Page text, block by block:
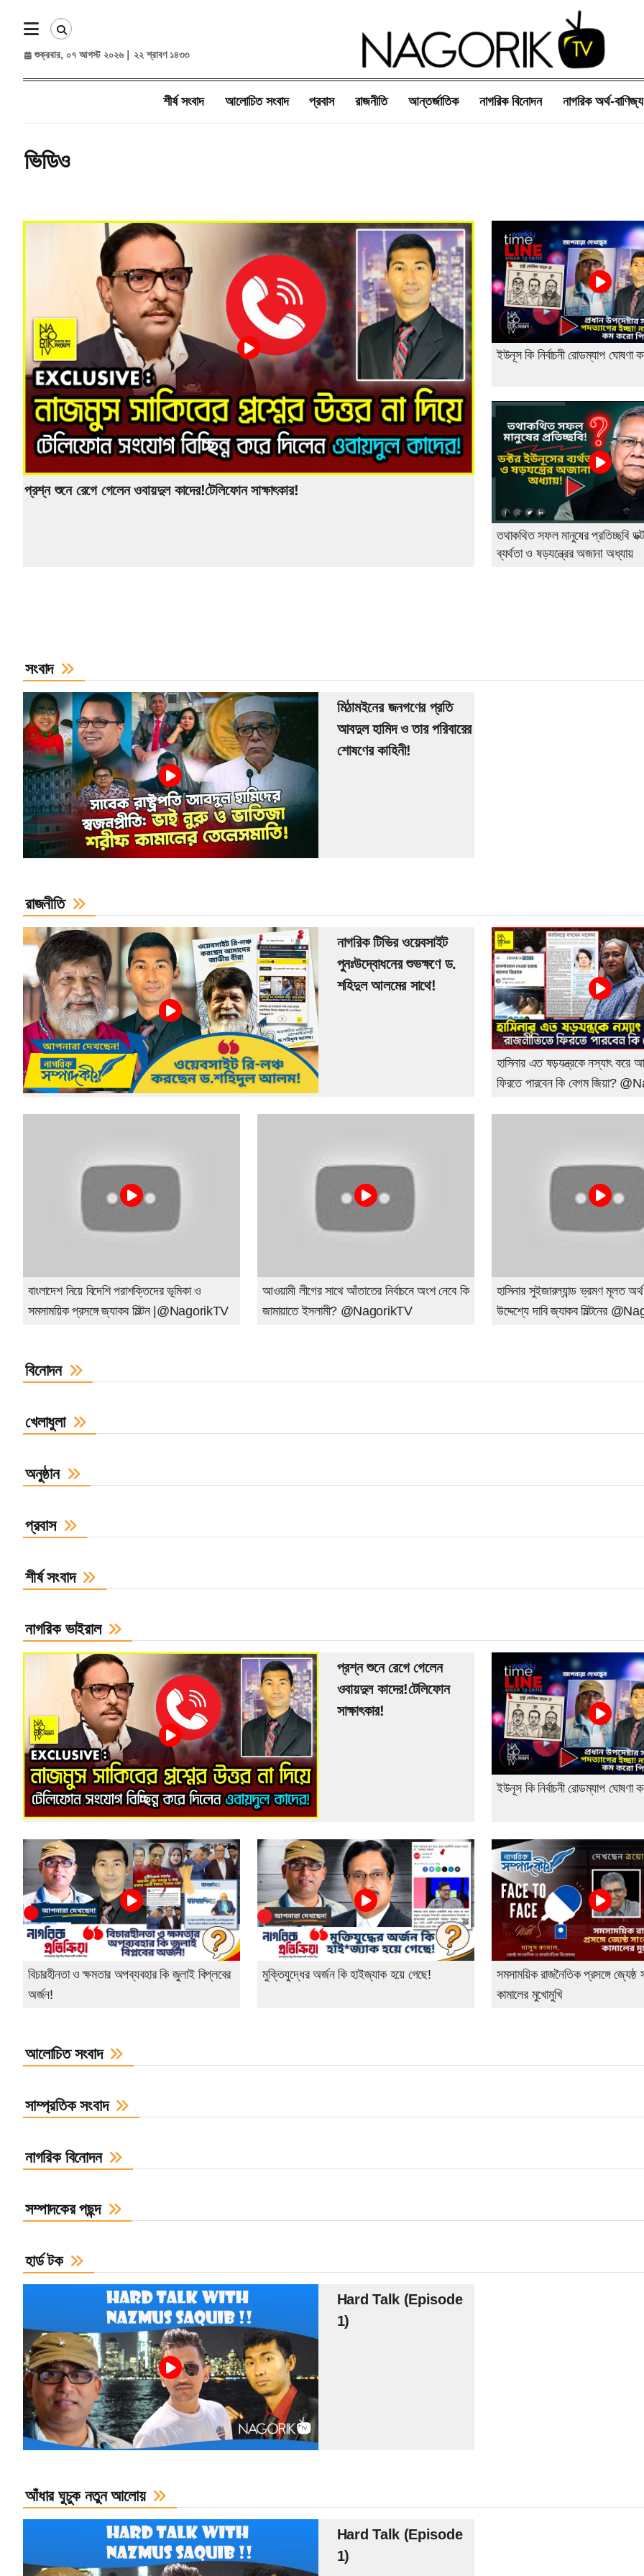
শুক্রবার, ০৭ আগস্ট ২০২৬ ২২ শ্রাবণ ১৪৩৩
শীর্ষ সংবাদ আলোচিত সংবাদ​ প্রবাস রাজনীতি আন্তর্জাতিক নাগরিক বিনোদন নাগরিক অর্থ-বাণিজ্য
ভিডিও
প্রশ্ন শুনে রেগে গেলেন ওবায়দুল কাদের!টেলিফোন সাক্ষাৎকার!
ইউনূস কি নির্বাচনী রোডম্যাপ ঘোষণা
তথাকথিত সফল মানুষের প্রতিচ্ছবি
ব্যর্থতা ও ষড়যন্ত্রের অজানা অধ্যায়
সংবাদ
মিঠামইনের জনগণের প্রতি
আবদুল হামিদ ও তার পরিবারের
শোষণের কাহিনী!
রাজনীতি
নাগরিক টিভির ওয়েবসাইট
পুনঃউদ্বোধনের শুভক্ষণে ড.
শহিদুল আলমের সাথে!
হাসিনার এত ষড়যন্ত্রকে নস্যাৎ করে
ফিরতে পারবেন কি বেগম জিয়া?
বাংলাদেশ নিয়ে বিদেশি পরাশক্তিদের ভূমিকা ও
সমসাময়িক প্রসঙ্গে জ্যাকব মিল্টন |@NagorikTV
আওয়ামী লীগের সাথে আঁতাতের নির্বাচনে অংশ নেবে কি
জামায়াতে ইসলামী? @NagorikTV
হাসিনার সুইজারল্যান্ড ভ্রমণ মূলত অর্থ
উদ্দেশ্যে দাবি জ্যাকব মিল্টনের
বিনোদন
খেলাধুলা
অনুষ্ঠান
প্রবাস
শীর্ষ সংবাদ
নাগরিক ভাইরাল
প্রশ্ন শুনে রেগে গেলেন
ওবায়দুল কাদের!টেলিফোন
সাক্ষাৎকার!
ইউনূস কি নির্বাচনী রোডম্যাপ ঘোষণা
বিচারহীনতা ও ক্ষমতার অপব্যবহার কি জুলাই বিপ্লবের
অর্জন!
মুক্তিযুদ্ধের অর্জন কি হাইজ্যাক হয়ে গেছে!
সমসাময়িক রাজনৈতিক প্রসঙ্গে জ্যেষ্ঠ
কামালের মুখোমুখি
আলোচিত সংবাদ​
সাম্প্রতিক সংবাদ
নাগরিক বিনোদন
সম্পাদকের পছন্দ
হার্ড টক
Hard Talk (Episode
1)
আঁধার ঘুচুক নতুন আলোয়
Hard Talk (Episode
1)